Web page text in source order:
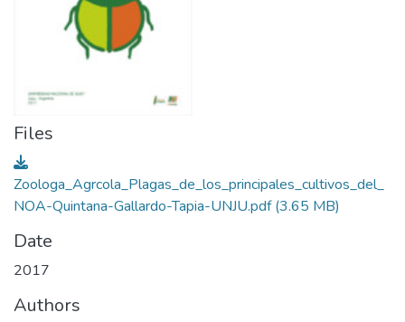
Files
Zoologa_Agrcola_Plagas_de_los_principales_cultivos_del_
NOA-Quintana-Gallardo-Tapia-UNJU.pdf(3.65 MB)
Date
2017
Authors